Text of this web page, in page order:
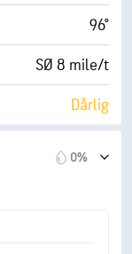
10 mi
30000 fot
96°
SØ 8 mile/t
Dårlig
0%